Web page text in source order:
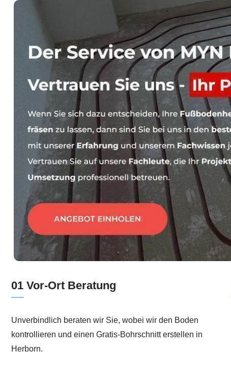
01 Vor-Ort Beratung
Unverbindlich beraten wir Sie, wobei wir den Boden
kontrollieren und einen Gratis-Bohrschnitt erstellen in
Herborn.